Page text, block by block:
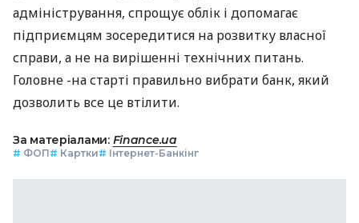
адміністрування, спрощує облік і допомагає
підприємцям зосередитися на розвитку власної
справи, а не на вирішенні технічних питань.
Головне -на старті правильно вибрати банк, який
дозволить все це втілити.
За матеріалами: Finance.ua
# ФОП# Картки# Інтернет-Банкінг